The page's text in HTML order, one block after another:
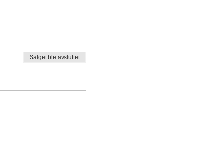
Salget ble avsluttet